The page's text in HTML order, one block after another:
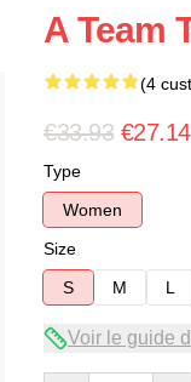
A Team
(4
€33.93 €27.14
Type
Women
Size
S
M L
Voir le guide